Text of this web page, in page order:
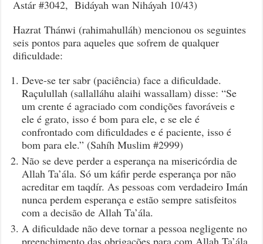
Astár #3042, Bidáyah wan Niháyah 10/43)
Hazrat Thánwi (rahimahulláh) mencionou os seguintes
seis pontos para aqueles que sofrem de qualquer
dificuldade:
Deve-se ter sabr (paciência) face a dificuldade.
Raçulullah (sallalláhu alaihi wassallam) disse: “Se
um crente é agraciado com condições favoráveis e
ele é grato, isso é bom para ele, e se ele é
confrontado com dificuldades e é paciente, isso é
bom para ele.” (Sahíh Muslim #2999)
Não se deve perder a esperança na misericórdia de
Allah Ta’ála. Só um káfir perde esperança por não
acreditar em taqdír. As pessoas com verdadeiro Imán
nunca perdem esperança e estão sempre satisfeitos
com a decisão de Allah Ta’ála.
A dificuldade não deve tornar a pessoa negligente no
preenchimento das obrigações para com Allah Ta’ála